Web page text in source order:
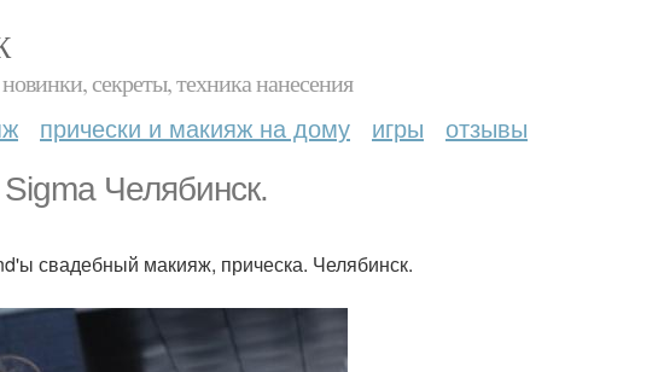
секреты, техника нанесения
прически и макияж на дому игры отзывы
Челябинск.
свадебный макияж, прическа. Челябинск.